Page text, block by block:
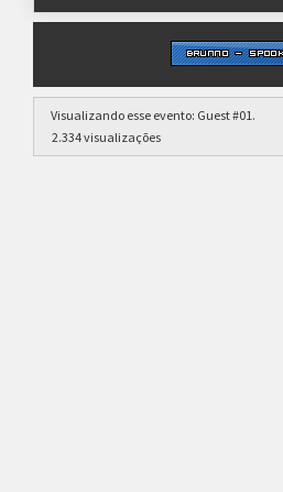
Visualizando esse evento: Guest #01.
2.334 visualizações